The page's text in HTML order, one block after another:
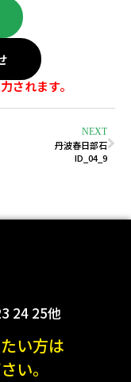
されます。
NEXT
丹波春日部石
ID_04_9
24 25他
い方は
い。